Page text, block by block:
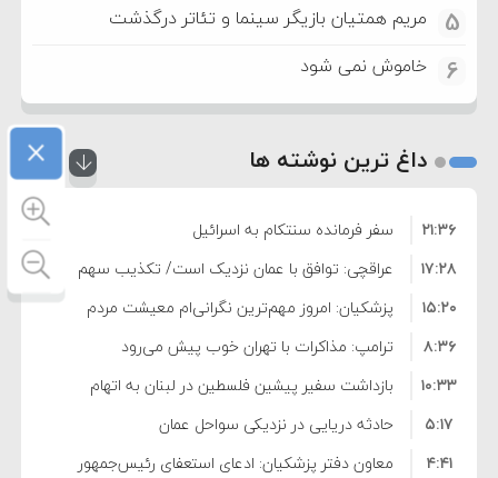
5 مریم همتیان بازیگر سینما و تئاتر درگذشت
6 خاموش نمی شود
داغ ترین نوشته ها
سفر فرمانده سنتکام به اسرائیل
۲۱:۳۶
عراقچی: توافق با عمان نزدیک است/ تکذیب سهم
۱۱ درصدی ایران از خزر
۱۷:۲۸
پزشکیان: امروز مهم‌ترین نگرانی‌ام معیشت مردم
است
۱۵:۲۰
ترامپ: مذاکرات با تهران خوب پیش می‌رود
۸:۳۶
بازداشت سفیر پیشین فلسطین در لبنان به اتهام
فساد و اختلاس اموال
۱۰:۳۳
حادثه دریایی در نزدیکی سواحل عمان
۵:۱۷
معاون دفتر پزشکیان: ادعای استعفای رئیس‌جمهور
۴:۴۱
×